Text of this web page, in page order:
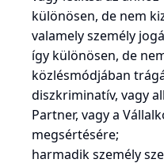
különösen, de nem
valamely személy
így különösen, de
közlésmódjában
diszkriminatív, vagy
Partner, vagy a
megsértésére;
harmadik személy